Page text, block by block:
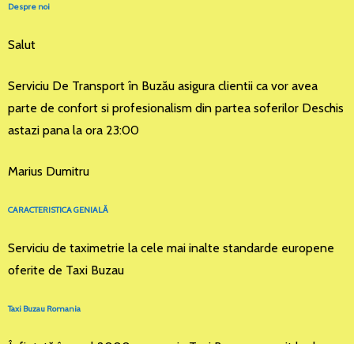
Despre noi
Salut
Serviciu De Transport în Buzău asigura clientii ca vor avea
parte de confort si profesionalism din partea soferilor Deschis
astazi pana la ora 23:00
Marius Dumitru
CARACTERISTICA GENIALĂ
Serviciu de taximetrie la cele mai inalte standarde europene
oferite de Taxi Buzau
Taxi Buzau Romania